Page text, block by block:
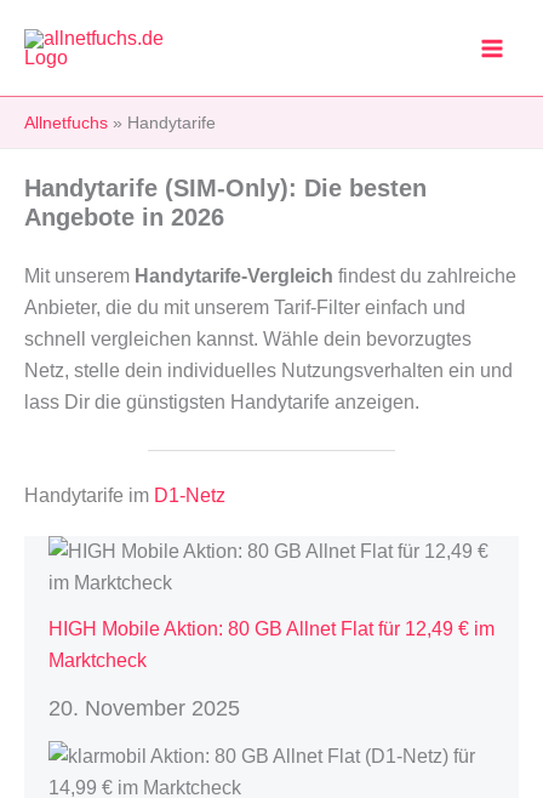
Inhalt
Allnetfuchs » Handytarife
Handytarife (SIM-Only): Die besten
Angebote in 2026
Mit unserem Handytarife-Vergleich findest du zahlreiche
Anbieter, die du mit unserem Tarif-Filter einfach und
schnell vergleichen kannst. Wähle dein bevorzugtes
Netz, stelle dein individuelles Nutzungsverhalten ein und
lass Dir die günstigsten Handytarife anzeigen.
Handytarife im D1-Netz
HIGH Mobile Aktion: 80 GB Allnet Flat für 12,49 € im
Marktcheck
20. November 2025